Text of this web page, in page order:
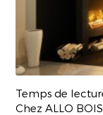
Temps de
Chez ALLO